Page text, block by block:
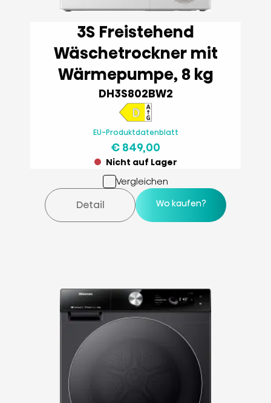
3S Freistehend
Wäschetrockner mit
Wärmepumpe, 8 kg
DH3S802BW2
EU-Produktdatenblatt
€ 849,00
Nicht auf Lager
Vergleichen
Detail Wo kaufen?